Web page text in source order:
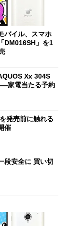
バイル、スマホ
DM016SH」を1
Xx 304S
家電当たる予約
発売前に触れる
催
段安全に 買い切